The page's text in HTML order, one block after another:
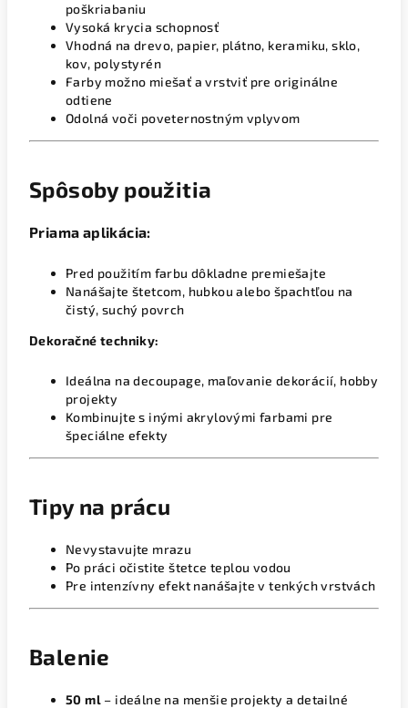
poškriabaniu
Vysoká krycia schopnosť
Vhodná na drevo, papier, plátno, keramiku, sklo,
kov, polystyrén
Farby možno miešať a vrstviť pre originálne
odtiene
Odolná voči poveternostným vplyvom
Spôsoby použitia
Priama aplikácia:
Pred použitím farbu dôkladne premiešajte
Nanášajte štetcom, hubkou alebo špachtľou na
čistý, suchý povrch
Dekoračné techniky:
Ideálna na decoupage, maľovanie dekorácií, hobby
projekty
Kombinujte s inými akrylovými farbami pre
špeciálne efekty
Tipy na prácu
Nevystavujte mrazu
Po práci očistite štetce teplou vodou
Pre intenzívny efekt nanášajte v tenkých vrstvách
Balenie
50 ml – ideálne na menšie projekty a detailné